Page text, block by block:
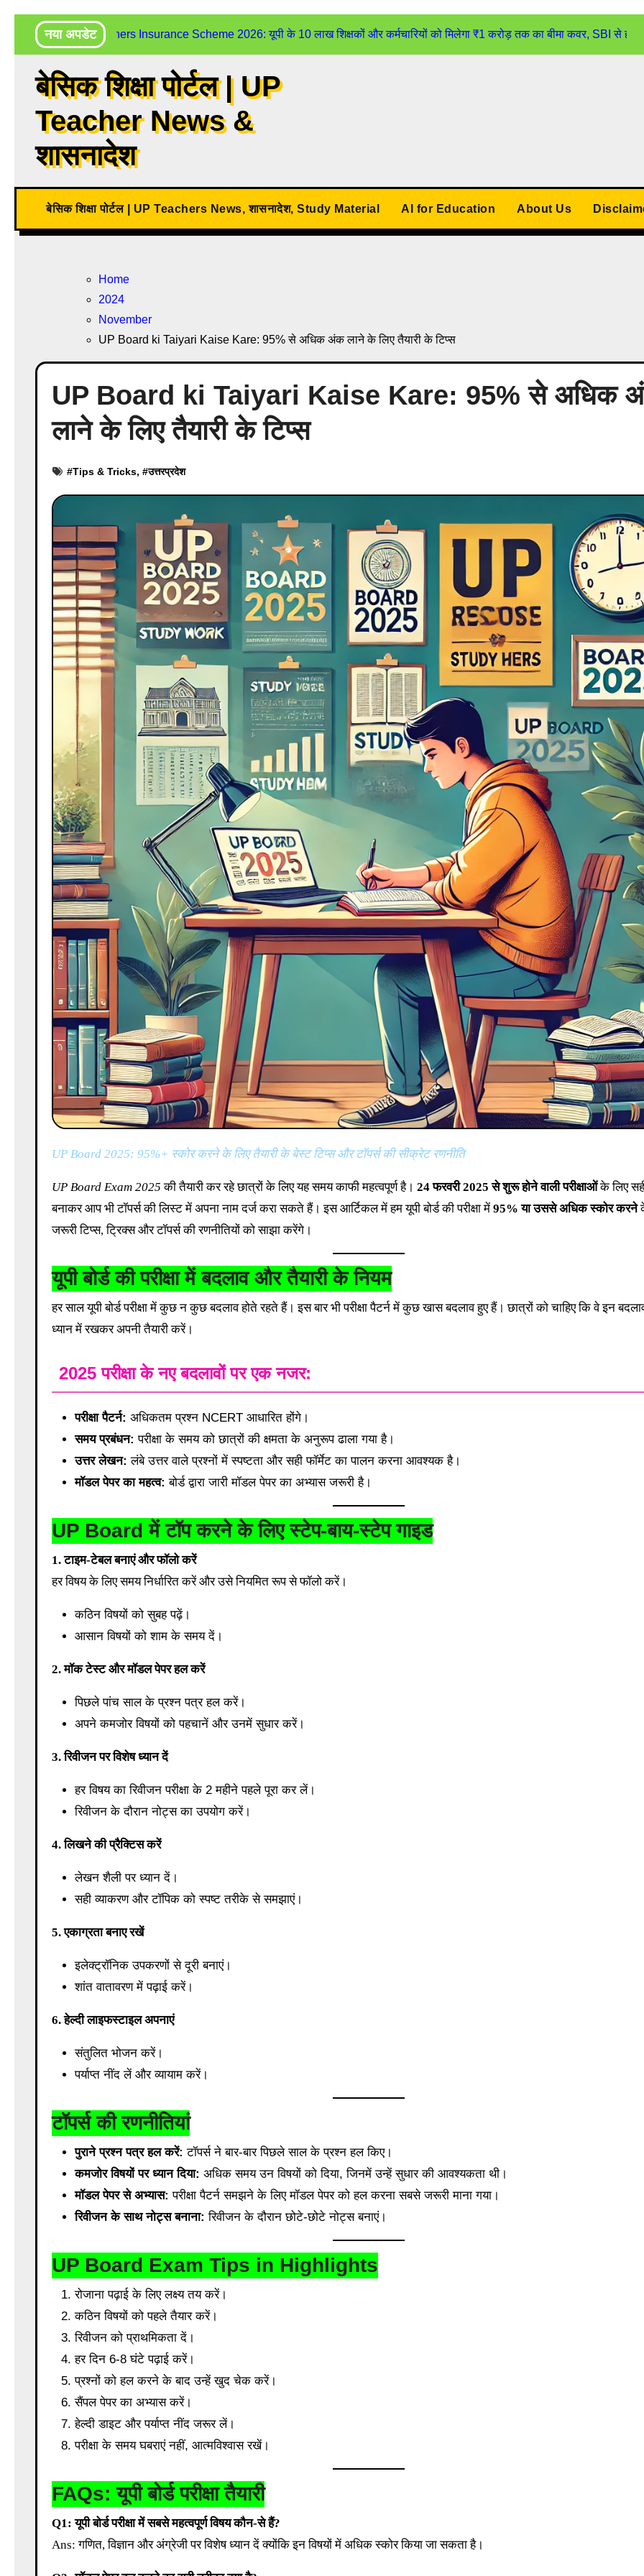
नया अपडेटUP Teachers Insurance Scheme 2026: यूपी के 10 लाख शिक्षकों और कर्मचारियों को मिलेगा ₹1 करोड़ तक का बीमा कवर, SBI से होगा
बेसिक शिक्षा पोर्टल | UP
Teacher News &
शासनादेश
बेसिक शिक्षा पोर्टल | UP Teachers News, शासनादेश, Study Material AI for Education About Us
Home
2024
November
UP Board ki Taiyari Kaise Kare: 95% से अधिक अंक लाने के लिए तैयारी के टिप्स
UP Board ki Taiyari Kaise Kare: 95% से अधिक
लाने के लिए तैयारी के टिप्स
#Tips & Tricks, #उत्तरप्रदेश
UP Board 2025: 95%+ स्कोर करने के लिए तैयारी के बेस्ट टिप्स और टॉपर्स की सीक्रेट रणनीति
UP Board Exam 2025 की तैयारी कर रहे छात्रों के लिए यह समय काफी महत्वपूर्ण है। 24 फरवरी 2025 से शुरू होने वाली परीक्षाओंके लिए
बनाकर आप भी टॉपर्स की लिस्ट में अपना नाम दर्ज करा सकते हैं। इस आर्टिकल में हम यूपी बोर्ड की परीक्षा में 95% या उससे अधिक स्कोर करने
जरूरी टिप्स, ट्रिक्स और टॉपर्स की रणनीतियों को साझा करेंगे।
यूपी बोर्ड की परीक्षा में बदलाव और तैयारी के नियम
हर साल यूपी बोर्ड परीक्षा में कुछ न कुछ बदलाव होते रहते हैं। इस बार भी परीक्षा पैटर्न में कुछ खास बदलाव हुए हैं। छात्रों को चाहिए कि वे इन
ध्यान में रखकर अपनी तैयारी करें।
2025 परीक्षा के नए बदलावों पर एक नजर:
परीक्षा पैटर्न: अधिकतम प्रश्न NCERT आधारित होंगे।
समय प्रबंधन: परीक्षा के समय को छात्रों की क्षमता के अनुरूप ढाला गया है।
उत्तर लेखन: लंबे उत्तर वाले प्रश्नों में स्पष्टता और सही फॉर्मेट का पालन करना आवश्यक है।
मॉडल पेपर का महत्व: बोर्ड द्वारा जारी मॉडल पेपर का अभ्यास जरूरी है।
UP Board में टॉप करने के लिए स्टेप-बाय-स्टेप गाइड
1. टाइम-टेबल बनाएं और फॉलो करें
हर विषय के लिए समय निर्धारित करें और उसे नियमित रूप से फॉलो करें।
कठिन विषयों को सुबह पढ़ें।
आसान विषयों को शाम के समय दें।
2. मॉक टेस्ट और मॉडल पेपर हल करें
पिछले पांच साल के प्रश्न पत्र हल करें।
अपने कमजोर विषयों को पहचानें और उनमें सुधार करें।
3. रिवीजन पर विशेष ध्यान दें
हर विषय का रिवीजन परीक्षा के 2 महीने पहले पूरा कर लें।
रिवीजन के दौरान नोट्स का उपयोग करें।
4. लिखने की प्रैक्टिस करें
लेखन शैली पर ध्यान दें।
सही व्याकरण और टॉपिक को स्पष्ट तरीके से समझाएं।
5. एकाग्रता बनाए रखें
इलेक्ट्रॉनिक उपकरणों से दूरी बनाएं।
शांत वातावरण में पढ़ाई करें।
6. हेल्दी लाइफस्टाइल अपनाएं
संतुलित भोजन करें।
पर्याप्त नींद लें और व्यायाम करें।
टॉपर्स की रणनीतियां
पुराने प्रश्न पत्र हल करें: टॉपर्स ने बार-बार पिछले साल के प्रश्न हल किए।
कमजोर विषयों पर ध्यान दिया: अधिक समय उन विषयों को दिया, जिनमें उन्हें सुधार की आवश्यकता थी।
मॉडल पेपर से अभ्यास: परीक्षा पैटर्न समझने के लिए मॉडल पेपर को हल करना सबसे जरूरी माना गया।
रिवीजन के साथ नोट्स बनाना: रिवीजन के दौरान छोटे-छोटे नोट्स बनाएं।
UP Board Exam Tips in Highlights
रोजाना पढ़ाई के लिए लक्ष्य तय करें।
कठिन विषयों को पहले तैयार करें।
रिवीजन को प्राथमिकता दें।
हर दिन 6-8 घंटे पढ़ाई करें।
प्रश्नों को हल करने के बाद उन्हें खुद चेक करें।
सैंपल पेपर का अभ्यास करें।
हेल्दी डाइट और पर्याप्त नींद जरूर लें।
परीक्षा के समय घबराएं नहीं, आत्मविश्वास रखें।
FAQs: यूपी बोर्ड परीक्षा तैयारी
Q1: यूपी बोर्ड परीक्षा में सबसे महत्वपूर्ण विषय कौन-से हैं?
Ans: गणित, विज्ञान और अंग्रेजी पर विशेष ध्यान दें क्योंकि इन विषयों में अधिक स्कोर किया जा सकता है।